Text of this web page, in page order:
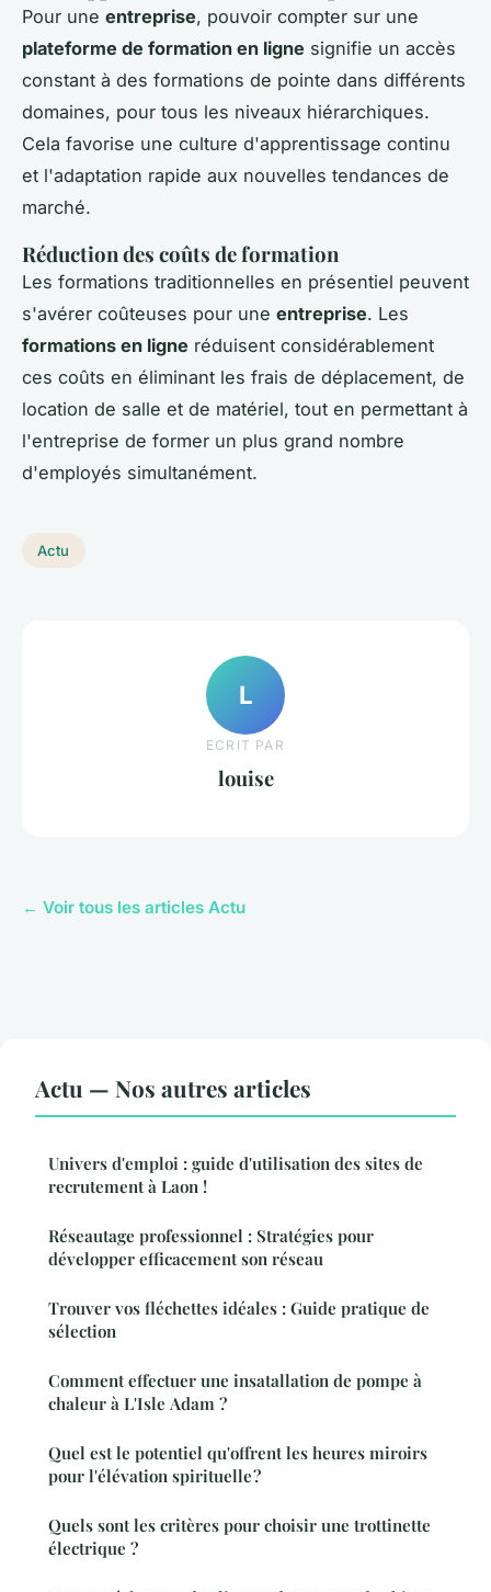
Pour une entreprise, pouvoir compter sur une
plateforme de formation en ligne signifie un accès
constant à des formations de pointe dans différents
domaines, pour tous les niveaux hiérarchiques.
Cela favorise une culture d'apprentissage continu
et l'adaptation rapide aux nouvelles tendances de
marché.
Réduction des coûts de formation
Les formations traditionnelles en présentiel peuvent
s'avérer coûteuses pour une entreprise. Les
formations en ligne réduisent considérablement
ces coûts en éliminant les frais de déplacement, de
location de salle et de matériel, tout en permettant à
l'entreprise de former un plus grand nombre
d'employés simultanément.
Actu
L
ECRIT PAR
louise
← Voir tous les articles Actu
Actu — Nos autres articles
Univers d'emploi : guide d'utilisation des sites de
recrutement à Laon !
Réseautage professionnel : Stratégies pour
développer efficacement son réseau
Trouver vos fléchettes idéales : Guide pratique de
sélection
Comment effectuer une insatallation de pompe à
chaleur à L'Isle Adam ?
Quel est le potentiel qu'offrent les heures miroirs
pour l'élévation spirituelle ?
Quels sont les critères pour choisir une trottinette
électrique ?